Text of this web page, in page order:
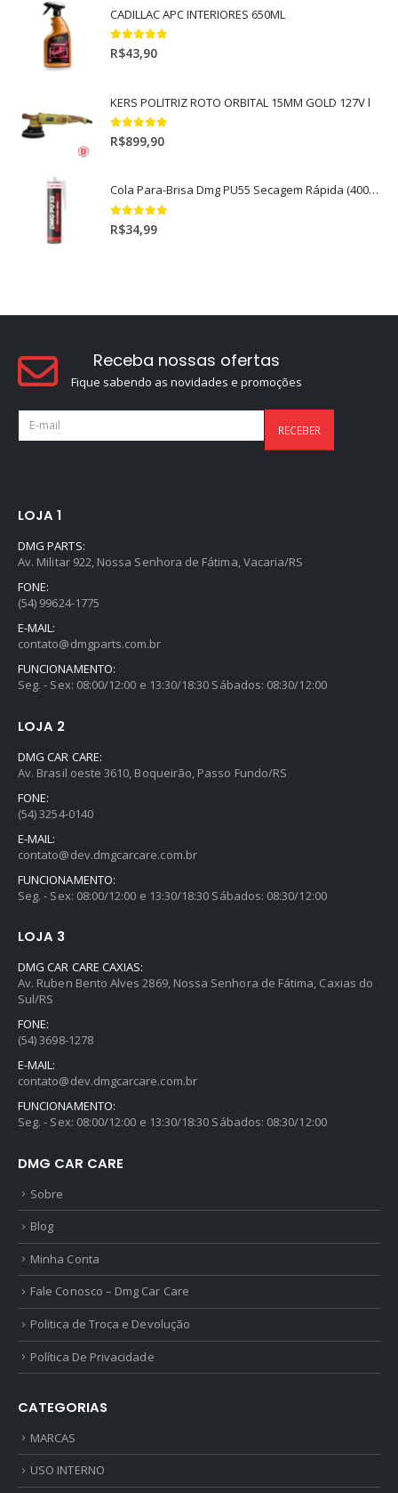
CADILLAC APC INTERIORES 650ML
5.00out of 5
R$43,90
KERS POLITRIZ ROTO ORBITAL 15MM GOLD 127V l
5.00out of 5
R$899,90
Cola Para-Brisa Dmg PU55 Secagem Rápida (400gr)
5.00out of 5
R$34,99
Receba nossas ofertas
Fique sabendo as novidades e promoções
LOJA 1
DMG PARTS:
Av. Militar 922, Nossa Senhora de Fátima, Vacaria/RS
FONE:
(54) 99624-1775
E-MAIL:
contato@dmgparts.com.br
FUNCIONAMENTO:
Seg. - Sex: 08:00/12:00 e 13:30/18:30 Sábados: 08:30/12:00
LOJA 2
DMG CAR CARE:
Av. Brasil oeste 3610, Boqueirão, Passo Fundo/RS
FONE:
(54) 3254-0140
E-MAIL:
contato@dev.dmgcarcare.com.br
FUNCIONAMENTO:
Seg. - Sex: 08:00/12:00 e 13:30/18:30 Sábados: 08:30/12:00
LOJA 3
DMG CAR CARE CAXIAS:
Av. Ruben Bento Alves 2869, Nossa Senhora de Fátima, Caxias do
Sul/RS
FONE:
(54) 3698-1278
E-MAIL:
contato@dev.dmgcarcare.com.br
FUNCIONAMENTO:
Seg. - Sex: 08:00/12:00 e 13:30/18:30 Sábados: 08:30/12:00
DMG CAR CARE
Sobre
Blog
Minha Conta
Fale Conosco – Dmg Car Care
Politica de Troca e Devolução
Política De Privacidade
CATEGORIAS
MARCAS
USO INTERNO